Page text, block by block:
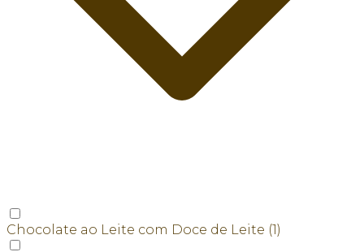
Chocolate ao Leite com Doce de Leite (1)